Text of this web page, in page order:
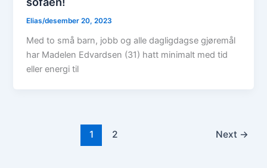
Elias/desember 20, 2023
Med to små barn, jobb og alle dagligdagse gjøremål
har Madelen Edvardsen (31) hatt minimalt med tid
eller energi til
1 2 Next →